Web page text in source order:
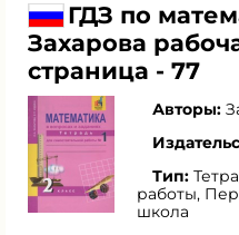
ГДЗ по
Захарова
страница - 77
Авторы:
Тип:
работы,
школа